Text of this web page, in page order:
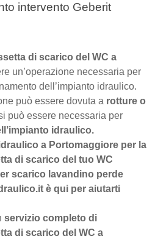
intervento Geberit
di scarico del WC a
un’operazione necessaria per
dell’impianto idraulico.
può essere dovuta a rotture o
può essere necessaria per
idraulico.
a Portomaggiore per la
di scarico del tuo WC
scarico lavandino perde
è qui per aiutarti
servizio completo di
di scarico del WC a